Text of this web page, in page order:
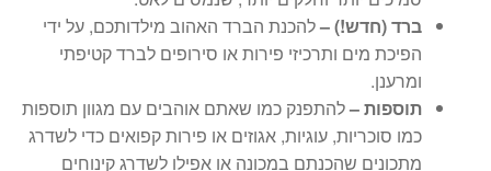
ברד (חדש!) –להכנת הברד האהוב מילדותכם, על ידי
הפיכת מים ותרכיזי פירות או סירופים לברד קטיפתי
ומרענן.
תוספות –להתפנק כמו שאתם אוהבים עם מגוון תוספות
כמו סוכריות, עוגיות, אגוזים או פירות קפואים כדי לשדרג
מתכונים שהכנתם במכונה או אפילו לשדרג קינוחים